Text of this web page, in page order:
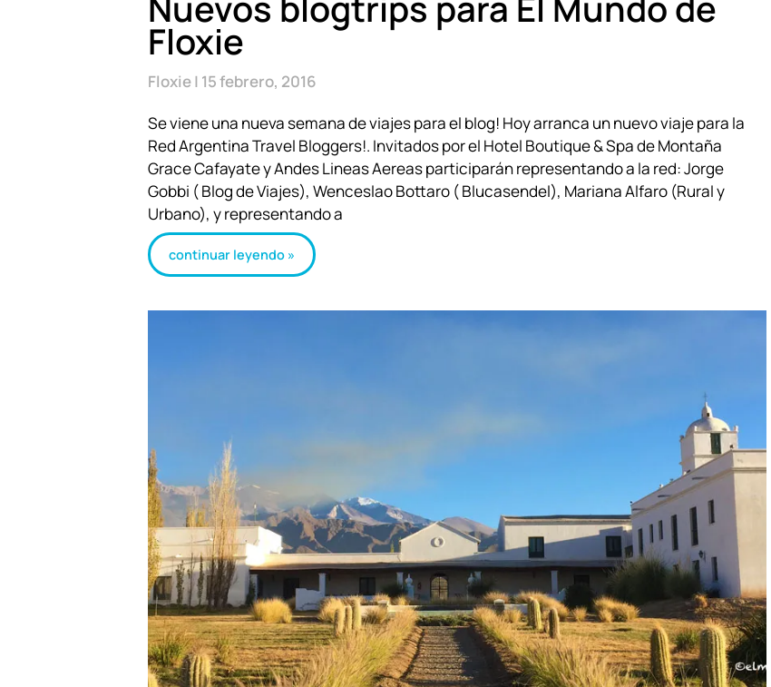
Floxie
Floxie 15 febrero, 2016
Se viene una nueva semana de viajes para el blog! Hoy arranca un nuevo viaje para la
Red Argentina Travel Bloggers!. Invitados por el Hotel Boutique & Spa de Montaña
Grace Cafayate y Andes Lineas Aereas participarán representando a la red: Jorge
Gobbi ( Blog de Viajes), Wenceslao Bottaro ( Blucasendel), Mariana Alfaro (Rural y
Urbano), y representando a
continuar leyendo »